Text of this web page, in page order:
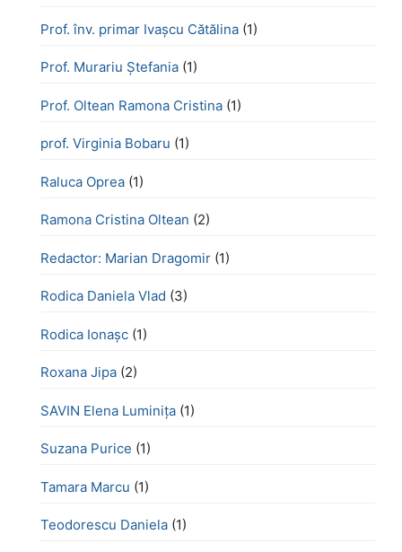
Prof. înv. primar Ivașcu Cătălina (1)
Prof. Murariu Ștefania (1)
Prof. Oltean Ramona Cristina (1)
prof. Virginia Bobaru (1)
Raluca Oprea (1)
Ramona Cristina Oltean (2)
Redactor: Marian Dragomir (1)
Rodica Daniela Vlad (3)
Rodica Ionașc (1)
Roxana Jipa (2)
SAVIN Elena Luminița (1)
Suzana Purice (1)
Tamara Marcu (1)
Teodorescu Daniela (1)